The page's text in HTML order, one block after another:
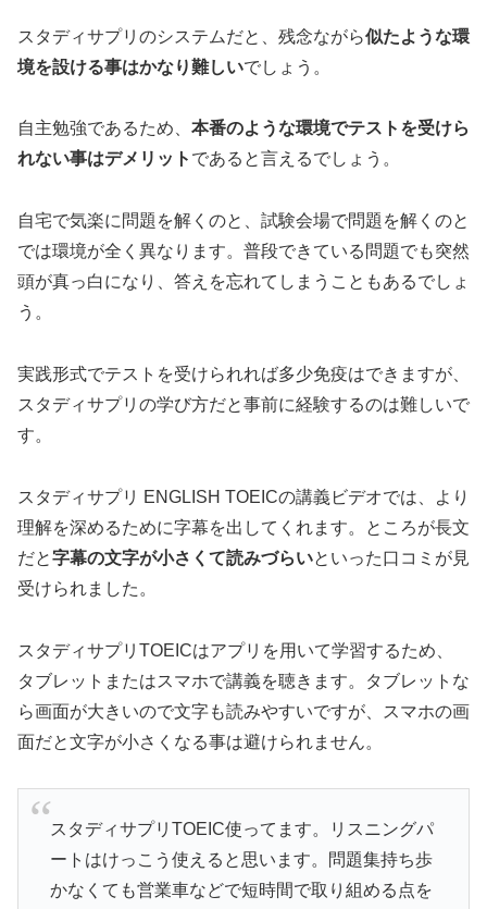
スタディサプリのシステムだと、残念ながら似たような環
境を設ける事はかなり難しいでしょう。
自主勉強であるため、 本番のような環境でテストを受けら
れない事はデメリット であると言えるでしょう。
自宅で気楽に問題を解くのと、試験会場で問題を解くのと
では環境が全く異なります。普段できている問題でも突然
頭が真っ白になり、答えを忘れてしまうこともあるでしょ
う。
実践形式でテストを受けられれば多少免疫はできますが、
スタディサプリの学び方だと事前に経験するのは難しいで
す。
スタディサプリ ENGLISH TOEICの講義ビデオでは、より
理解を深めるために字幕を出してくれます。ところが長文
だと字幕の文字が小さくて読みづらいといった口コミが見
受けられました。
スタディサプリTOEICはアプリを用いて学習するため、
タブレットまたはスマホで講義を聴きます。タブレットな
ら画面が大きいので文字も読みやすいですが、スマホの画
面だと文字が小さくなる事は避けられません。
スタディサプリTOEIC使ってます。リスニングパ
ートはけっこう使えると思います。問題集持ち歩
かなくても営業車などで短時間で取り組める点を